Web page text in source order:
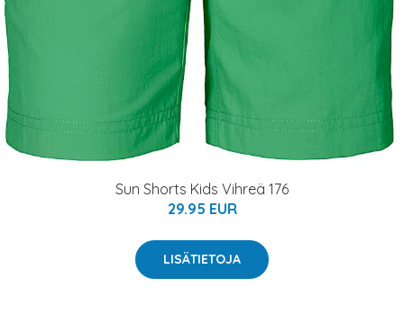
Sun Shorts Kids Vihreä 176
29.95 EUR
LISÄTIETOJA